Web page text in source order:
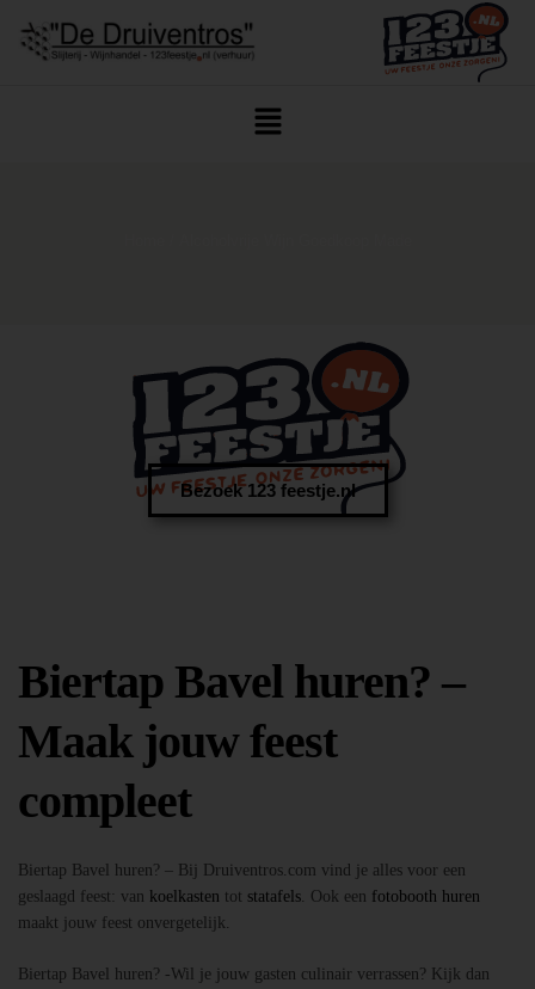
Bezoek 123 feestje.nl
Biertap Bavel huren? –
Maak jouw feest
compleet
Biertap Bavel huren? – Bij Druiventros.com vind je alles voor een
geslaagd feest: van koelkasten tot statafels. Ook een fotobooth huren
maakt jouw feest onvergetelijk.
Biertap Bavel huren? -Wil je jouw gasten culinair verrassen? Kijk dan